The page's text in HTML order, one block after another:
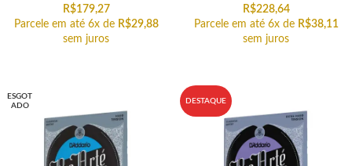
R$179,27
Parcele em até 6x de R$29,88
sem juros
R$228,64
Parcele em até 6x de R$38,11
sem juros
ESGOT
ADO
DESTAQUE